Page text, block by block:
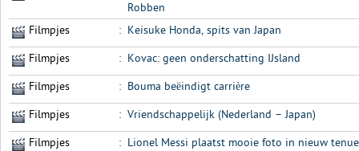
Robben
Filmpjes
: Keisuke Honda, spits van Japan
Filmpjes : Kovac: geen onderschatting IJsland
Filmpjes : Bouma beëindigt carrière
Filmpjes : Vriendschappelijk (Nederland – Japan)
Filmpjes : Lionel Messi plaatst mooie foto in nieuw